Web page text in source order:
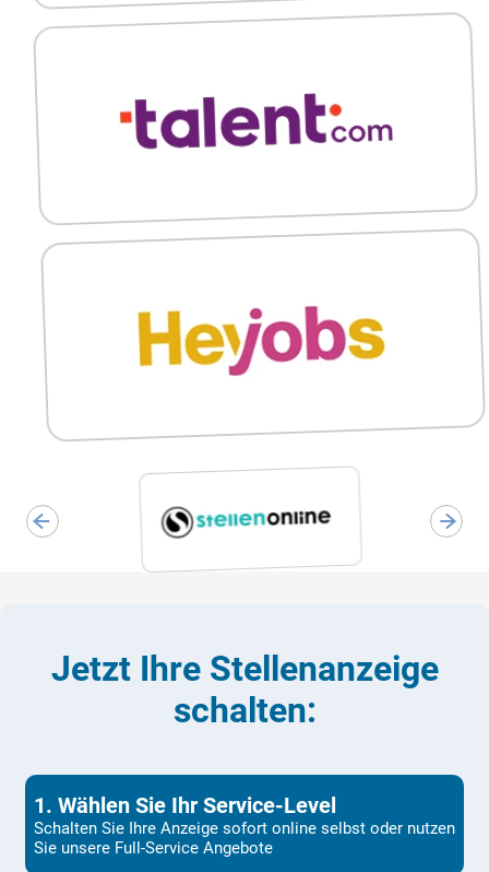
Jetzt Ihre Stellenanzeige
schalten:
1. Wählen Sie Ihr Service-Level
Schalten Sie Ihre Anzeige sofort online selbst oder nutzen
Sie unsere Full-Service Angebote